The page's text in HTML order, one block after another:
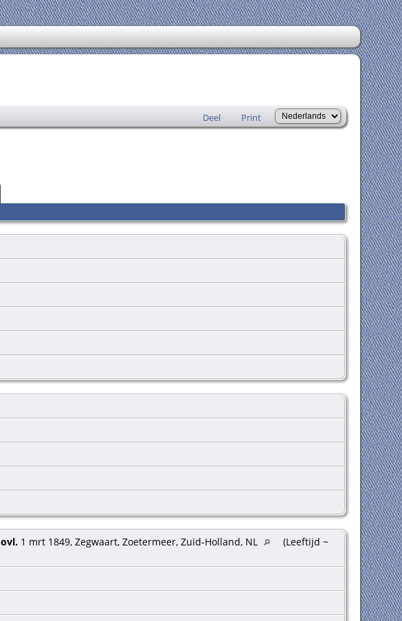
Deel Print
ovl.1 mrt 1849, Zegwaart, Zoetermeer, Zuid-Holland, NL
(Leeftijd ~